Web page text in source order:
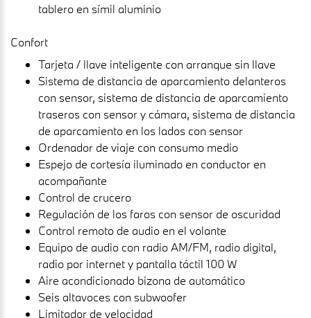
tablero en símil aluminio
Confort
Tarjeta / llave inteligente con arranque sin llave
Sistema de distancia de aparcamiento delanteros
con sensor, sistema de distancia de aparcamiento
traseros con sensor y cámara, sistema de distancia
de aparcamiento en los lados con sensor
Ordenador de viaje con consumo medio
Espejo de cortesía iluminado en conductor en
acompañante
Control de crucero
Regulación de los faros con sensor de oscuridad
Control remoto de audio en el volante
Equipo de audio con radio AM/FM, radio digital,
radio por internet y pantalla táctil 100 W
Aire acondicionado bizona de automático
Seis altavoces con subwoofer
Limitador de velocidad